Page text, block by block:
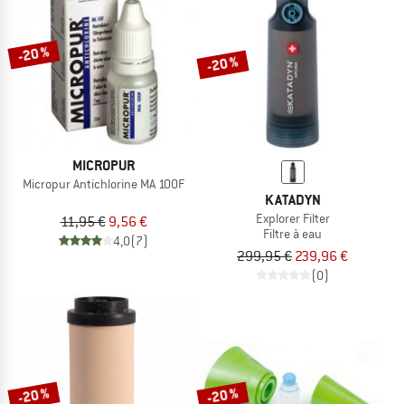
-20 %
MICROPUR
Micropur Antichlorine MA 100F
11,95 € 9,56 €
4,0(7)
-20 %
KATADYN
Explorer Filter
Filtre à eau
299,95 € 239,96 €
(0)
-20 % -20 %